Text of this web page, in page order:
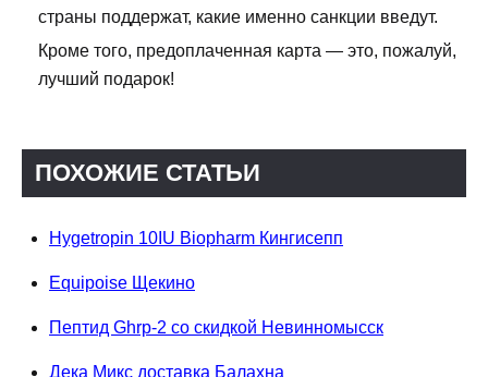
страны поддержат, какие именно санкции введут.
Кроме того, предоплаченная карта — это, пожалуй,
лучший подарок!
ПОХОЖИЕ СТАТЬИ
Hygetropin 10IU Biopharm Кингисепп
Equipoise Щекино
Пептид Ghrp-2 со скидкой Невинномысск
Дека Микс доставка Балахна